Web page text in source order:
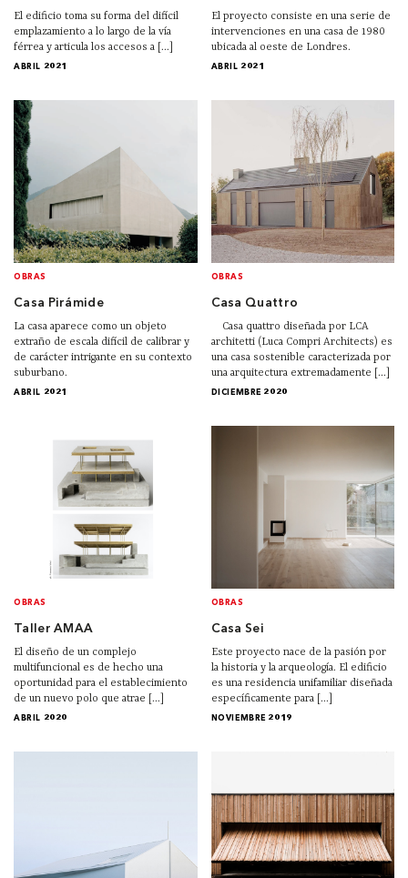
El edificio toma su forma del difícil
emplazamiento a lo largo de la vía
férrea y articula los accesos a [...]
ABRIL 2021
El proyecto consiste en una serie de
intervenciones en una casa de 1980
ubicada al oeste de Londres.
ABRIL 2021
OBRAS
Casa Pirámide
La casa aparece como un objeto
extraño de escala difícil de calibrar y
de carácter intrigante en su contexto
suburbano.
ABRIL 2021
OBRAS
Casa Quattro
Casa quattro diseñada por LCA
architetti (Luca Compri Architects) es
una casa sostenible caracterizada por
una arquitectura extremadamente [...]
DICIEMBRE 2020
OBRAS
Taller AMAA
El diseño de un complejo
multifuncional es de hecho una
oportunidad para el establecimiento
de un nuevo polo que atrae [...]
ABRIL 2020
OBRAS
Casa Sei
Este proyecto nace de la pasión por
la historia y la arqueología. El edificio
es una residencia unifamiliar diseñada
específicamente para [...]
NOVIEMBRE 2019